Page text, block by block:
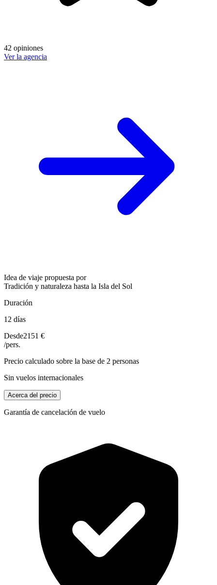
42 opiniones
Ver la agencia
Idea de viaje propuesta por
Tradición y naturaleza hasta la Isla del Sol
Duración
12 días
Desde2151 €
/pers.
Precio calculado sobre la base de 2 personas
Sin vuelos internacionales
Acerca del precio
Garantía de cancelación de vuelo